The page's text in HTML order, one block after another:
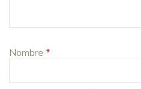
Nombre *